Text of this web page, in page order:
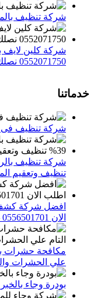
شركة تنظيف
0552071750 نصلك اينما كنت
خدماتنا
شركة تنظيف فى
تنظيف وتعقيم
الان 0556501701‬‏ – تقارير معتمدة
علي الحشرات
بودرة وجاء بالخبر